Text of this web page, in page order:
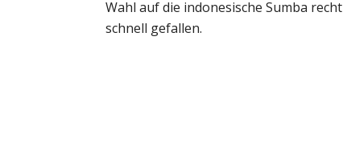
Wahl auf die indonesische Sumba recht
schnell gefallen.